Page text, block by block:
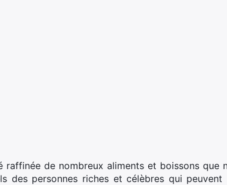
de nombreux aliments et boissons que
des personnes riches et célèbres qui